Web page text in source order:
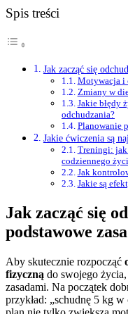
Spis treści
Jak zacząć się
Motywacja i
Zmiany w
Jakie błędy
odchudzania?
Planowanie
Jakie ćwiczenia są
Treningi: jak
codziennego
Jak
Jakie są
Jak zacząć się
podstawowe
Aby skutecznie rozpocząć
fizyczną do swojego
zasadami. Na początek
przykład: „schudnę 5 kg